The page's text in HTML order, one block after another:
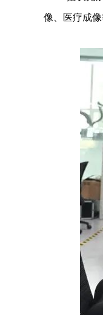
像、医疗成像